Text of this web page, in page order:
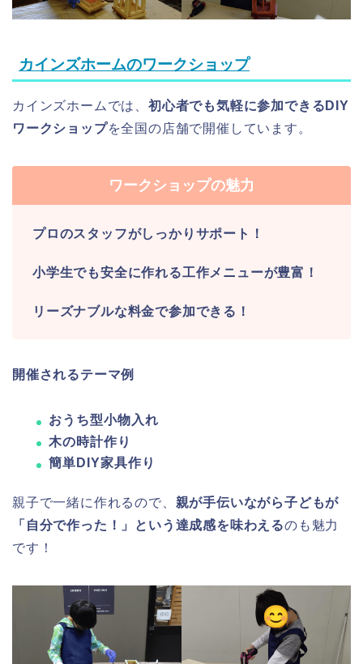
カインズホームのワークショップ
カインズホームでは、 初心者でも気軽に参加できるDIY
ワークショップを全国の店舗で開催しています。
ワークショップの魅力
プロのスタッフがしっかりサポート！
小学生でも安全に作れる工作メニューが豊富！
リーズナブルな料金で参加できる！
開催されるテーマ例
おうち型小物入れ
木の時計作り
簡単DIY家具作り
親子で一緒に作れるので、 親が手伝いながら子どもが
「自分で作った！」という達成感を味わえるのも魅力
です！